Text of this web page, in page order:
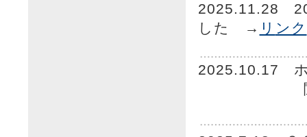
2025.11.28
した → リ ンク
2025.10.17 ホ
閲覧方法